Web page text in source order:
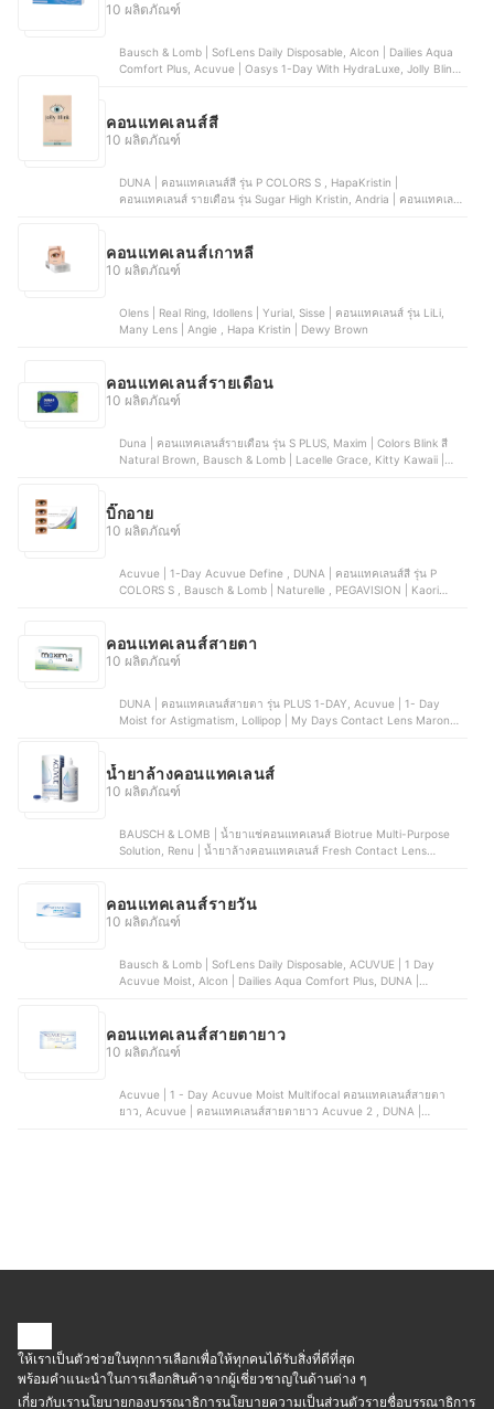
10 ผลิตภัณฑ์
Bausch & Lomb | SofLens Daily Disposable, Alcon | Dailies Aqua
Comfort Plus, Acuvue | Oasys 1-Day With HydraLuxe, Jolly Blink |
คอนแทคเลนส์สี
10 ผลิตภัณฑ์
DUNA | คอนแทคเลนส์สี รุ่น P COLORS S , HapaKristin |
คอนแทคเลนส์ รายเดือน รุ่น Sugar High Kristin, Andria | คอนแทคเลนส์
คอนแทคเลนส์เกาหลี
10 ผลิตภัณฑ์
Olens | Real Ring, Idollens | Yurial, Sisse | คอนแทคเลนส์ รุ่น LiLi,
Many Lens | Angie , Hapa Kristin | Dewy Brown
คอนแทคเลนส์รายเดือน
10 ผลิตภัณฑ์
Duna | คอนแทคเลนส์รายเดือน รุ่น S PLUS, Maxim | Colors Blink สี
Natural Brown, Bausch & Lomb | Lacelle Grace, Kitty Kawaii |
บิ๊กอาย
10 ผลิตภัณฑ์
Acuvue | 1-Day Acuvue Define , DUNA | คอนแทคเลนส์สี รุ่น P
COLORS S , Bausch & Lomb | Naturelle , PEGAVISION | Kaori
คอนแทคเลนส์สายตา
10 ผลิตภัณฑ์
DUNA | คอนแทคเลนส์สายตา รุ่น PLUS 1-DAY, Acuvue | 1- Day
Moist for Astigmatism, Lollipop | My Days Contact Lens Maron
รายเดือน
น้ำยาล้างคอนแทคเลนส์
10 ผลิตภัณฑ์
BAUSCH & LOMB | น้ำยาแช่คอนแทคเลนส์ Biotrue Multi-Purpose
Solution, Renu | น้ำยาล้างคอนแทคเลนส์ Fresh Contact Lens
Disinfecting Solution, Klean & Kare | น้ำยาล้างคอนแทคเลนส์
Sensiplus Multi Purpose Contact Lens Solution
คอนแทคเลนส์รายวัน
10 ผลิตภัณฑ์
Bausch & Lomb | SofLens Daily Disposable, ACUVUE | 1 Day
Acuvue Moist, Alcon | Dailies Aqua Comfort Plus, DUNA |
คอนแทคเลนส์สายตายาว
10 ผลิตภัณฑ์
Acuvue | 1 - Day Acuvue Moist Multifocal คอนแทคเลนส์สายตา
ยาว, Acuvue | คอนแทคเลนส์สายตายาว Acuvue 2 , DUNA |
ให้เราเป็นตัวช่วยในทุกการเลือกเพื่อให้ทุกคนได้รับสิ่งที่ดีที่สุด
พร้อมคำแนะนำในการเลือกสินค้าจากผู้เชี่ยวชาญในด้านต่าง ๆ
เกี่ยวกับเรานโยบายกองบรรณาธิการนโยบายความเป็นส่วนตัวรายชื่อบรรณาธิการ